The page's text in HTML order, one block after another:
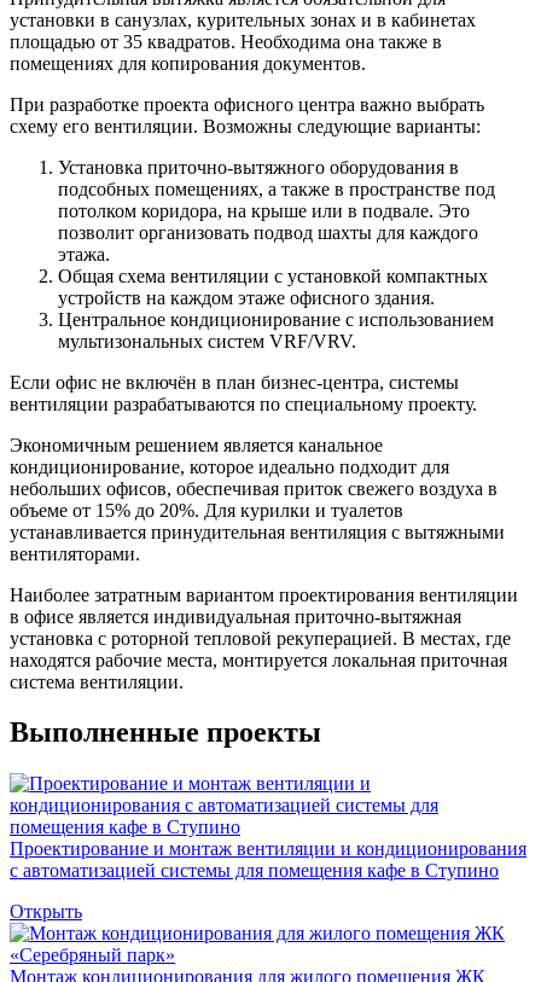
установки в санузлах, курительных зонах и в кабинетах
площадью от 35 квадратов. Необходима она также в
помещениях для копирования документов.
При разработке проекта офисного центра важно выбрать
схему его вентиляции. Возможны следующие варианты:
Установка приточно-вытяжного оборудования в
подсобных помещениях, а также в пространстве под
потолком коридора, на крыше или в подвале. Это
позволит организовать подвод шахты для каждого
этажа.
Общая схема вентиляции с установкой компактных
устройств на каждом этаже офисного здания.
Центральное кондиционирование с использованием
мультизональных систем VRF/VRV.
Если офис не включён в план бизнес-центра, системы
вентиляции разрабатываются по специальному проекту.
Экономичным решением является канальное
кондиционирование, которое идеально подходит для
небольших офисов, обеспечивая приток свежего воздуха в
объеме от 15% до 20%. Для курилки и туалетов
устанавливается принудительная вентиляция с вытяжными
вентиляторами.
Наиболее затратным вариантом проектирования вентиляции
в офисе является индивидуальная приточно-вытяжная
установка с роторной тепловой рекуперацией. В местах, где
находятся рабочие места, монтируется локальная приточная
система вентиляции.
Выполненные проекты
Проектирование и монтаж вентиляции и кондиционирования
с автоматизацией системы для помещения кафе в Ступино
Открыть
Монтаж кондиционирования для жилого помещения ЖК